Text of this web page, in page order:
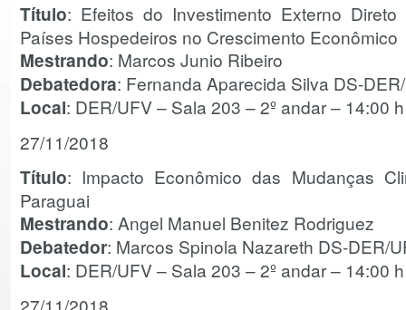
Título: Efeitos do Investimento Externo
Países Hospedeiros no Crescimento Econômico
Mestrando: Marcos Junio Ribeiro
Debatedora: Fernanda Aparecida Silva DS-
Local: DER/UFV – Sala 203 – 2º andar – 14:00 h
27/11/2018
Título: Impacto Econômico das Mudanças
Paraguai
Mestrando: Angel Manuel Benitez Rodriguez
Debatedor: Marcos Spinola Nazareth DS-DER/
Local: DER/UFV – Sala 203 – 2º andar – 14:00 h
27/11/2018